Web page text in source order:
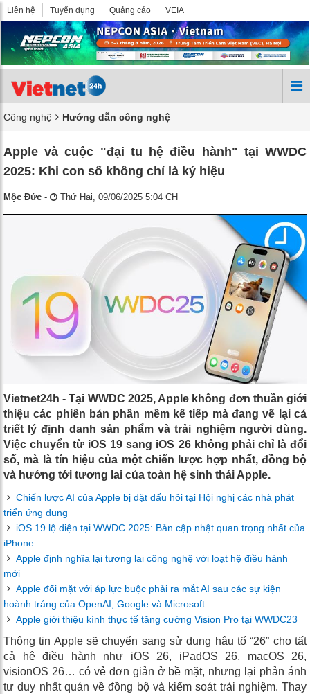
Liên hệ Tuyển dụng Quảng cáo VEIA
Công nghệ Hướng dẫn công nghệ
Apple và cuộc "đại tu hệ điều hành" tại WWDC
2025: Khi con số không chỉ là ký hiệu
Mộc Đức - Thứ Hai, 09/06/2025 5:04 CH
Vietnet24h - Tại WWDC 2025, Apple không đơn thuần giới
thiệu các phiên bản phần mềm kế tiếp mà đang vẽ lại cả
triết lý định danh sản phẩm và trải nghiệm người dùng.
Việc chuyển từ iOS 19 sang iOS 26 không phải chỉ là đổi
số, mà là tín hiệu của một chiến lược hợp nhất, đồng bộ
và hướng tới tương lai của toàn hệ sinh thái Apple.
Chiến lược AI của Apple bị đặt dấu hỏi tại Hội nghị các nhà phát
triển ứng dụng
iOS 19 lộ diện tại WWDC 2025: Bản cập nhật quan trọng nhất của
iPhone
Apple định nghĩa lại tương lai công nghệ với loạt hệ điều hành
mới
Apple đối mặt với áp lực buộc phải ra mắt AI sau các sự kiện
hoành tráng của OpenAI, Google và Microsoft
Apple giới thiệu kính thực tế tăng cường Vision Pro tại WWDC23
Thông tin Apple sẽ chuyển sang sử dụng hậu tố “26” cho tất
cả hệ điều hành như iOS 26, iPadOS 26, macOS 26,
visionOS 26… có vẻ đơn giản ở bề mặt, nhưng lại phản ánh
tư duy nhất quán về đồng bộ và kiểm soát trải nghiệm. Thay